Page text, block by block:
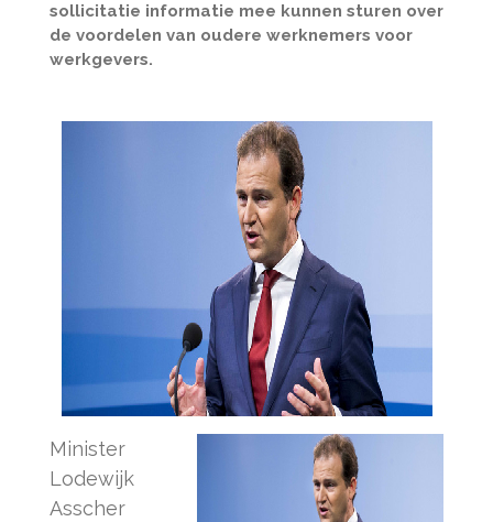
sollicitatie informatie mee kunnen sturen over
de voordelen van oudere werknemers voor
werkgevers.
Minister
Lodewijk
Asscher